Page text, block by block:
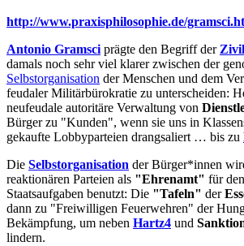
http://www.praxisphilosophie.de/
Antonio Gramsci prägte den Begriff der
damals noch sehr viel klarer zwischen der
Selbstorganisation der Menschen und dem
feudaler Militärbürokratie zu unterscheiden:
neufeudale autoritäre Verwaltung von
Bürger zu "Kunden", wenn sie uns in
gekaufte Lobbyparteien drangsaliert … bis zu
Die Selbstorganisation der Bürger*innen
reaktionären Parteien als "Ehrenamt" für
Staatsaufgaben benutzt: Die "Tafeln" der
dann zu "Freiwilligen Feuerwehren" der
Bekämpfung, um neben Hartz4 und
lindern.